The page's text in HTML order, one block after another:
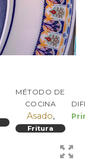
MÉTODO DE
COCINA
Asado,
Fritura